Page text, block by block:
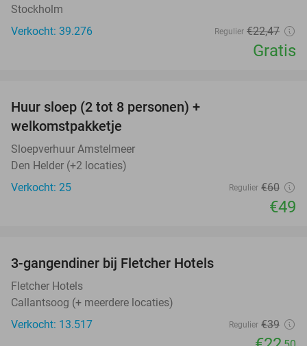
Stockholm
Verkocht: 39.276
Regulier €22,47
Gratis
Huur sloep (2 tot 8 personen) +
welkomstpakketje
Sloepverhuur Amstelmeer
Den Helder (+2 locaties)
Verkocht: 25
Regulier €60
€49
3-gangendiner bij Fletcher Hotels
Fletcher Hotels
Callantsoog (+ meerdere locaties)
Verkocht: 13.517
Regulier €39